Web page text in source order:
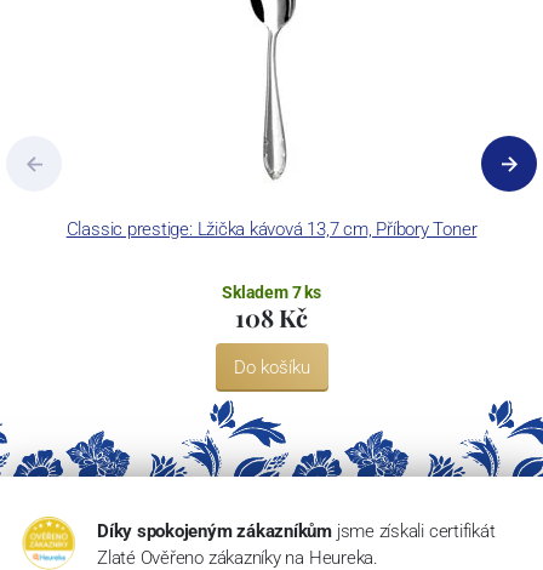
Classic prestige: Lžička kávová 13,7 cm, Příbory Toner
Skladem 7 ks
108 Kč
Do košíku
Díky spokojeným zákazníkům jsme získali certifikát
Zlaté Ověřeno zákazníky na Heureka.